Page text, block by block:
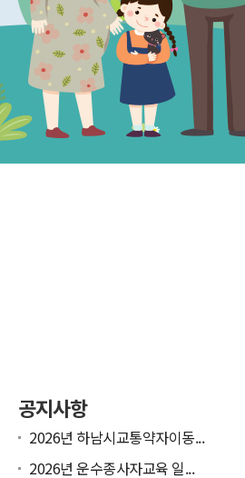
공지사항
2026년 하남시교통약자이동...
2026년 운수종사자교육 일...